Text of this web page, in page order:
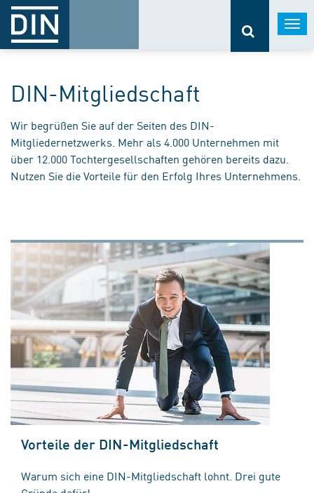
DIN-Mitgliedschaft
Wir begrüßen Sie auf der Seiten des DIN-
Mitgliedernetzwerks. Mehr als 4.000 Unternehmen mit
über 12.000 Tochtergesellschaften gehören bereits dazu.
Nutzen Sie die Vorteile für den Erfolg Ihres Unternehmens.
Vorteile der DIN-Mitgliedschaft
Warum sich eine DIN-Mitgliedschaft lohnt. Drei gute